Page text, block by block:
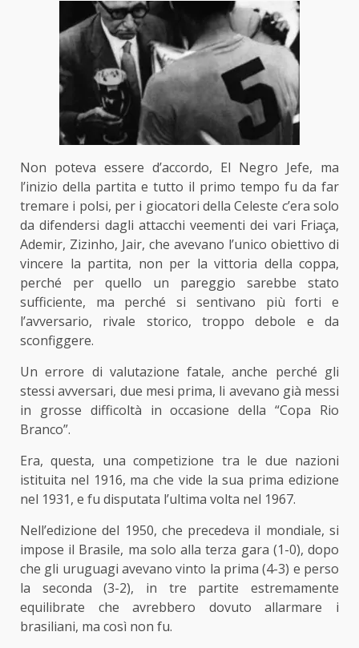
Non poteva essere d’accordo, El Negro Jefe, ma
l’inizio della partita e tutto il primo tempo fu da far
tremare i polsi, per i giocatori della Celeste c’era solo
da difendersi dagli attacchi veementi dei vari Friaça,
Ademir, Zizinho, Jair, che avevano l’unico obiettivo di
vincere la partita, non per la vittoria della coppa,
perché per quello un pareggio sarebbe stato
sufficiente, ma perché si sentivano più forti e
l’avversario, rivale storico, troppo debole e da
sconfiggere.
Un errore di valutazione fatale, anche perché gli
stessi avversari, due mesi prima, li avevano già messi
in grosse difficoltà in occasione della “Copa Rio
Branco”.
Era, questa, una competizione tra le due nazioni
istituita nel 1916, ma che vide la sua prima edizione
nel 1931, e fu disputata l’ultima volta nel 1967.
Nell’edizione del 1950, che precedeva il mondiale, si
impose il Brasile, ma solo alla terza gara (1-0), dopo
che gli uruguagi avevano vinto la prima (4-3) e perso
la seconda (3-2), in tre partite estremamente
equilibrate che avrebbero dovuto allarmare i
brasiliani, ma così non fu.